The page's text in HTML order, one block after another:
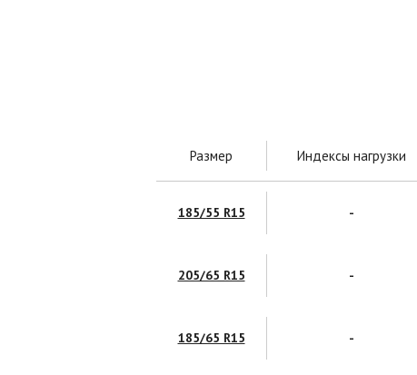
Размер Индексы нагрузки
185/55 R15 -
205/65 R15 -
185/65 R15 -